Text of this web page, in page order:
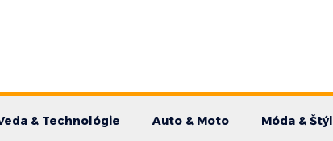
& Technológie Auto & Moto Móda & Štýl